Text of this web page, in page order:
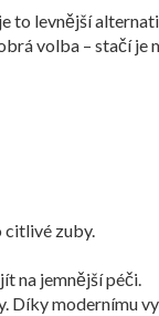
to levnější
volba – stačí
citlivé zuby.
na jemnější péči.
Díky modernímu